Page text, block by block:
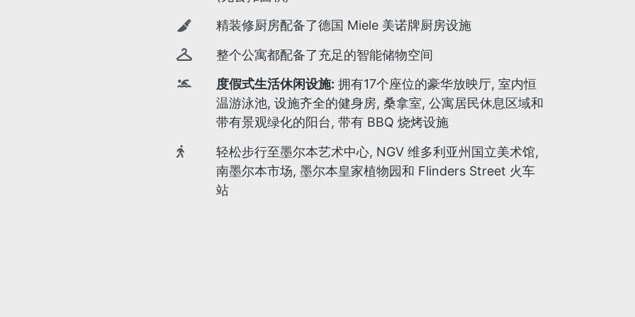
精装修厨房配备了德国 Miele 美诺牌厨房设施
整个公寓都配备了充足的智能储物空间
度假式生活休闲设施: 拥有17个座位的豪华放映厅, 室内恒
温游泳池, 设施齐全的健身房, 桑拿室, 公寓居民休息区域和
带有景观绿化的阳台, 带有 BBQ 烧烤设施
轻松步行至墨尔本艺术中心, NGV 维多利亚州国立美术馆,
南墨尔本市场, 墨尔本皇家植物园和 Flinders Street 火车
站